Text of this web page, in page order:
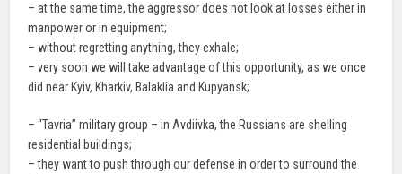
– at the same time, the aggressor does not look at losses either in
manpower or in equipment;
– without regretting anything, they exhale;
– very soon we will take advantage of this opportunity, as we once
did near Kyiv, Kharkiv, Balaklia and Kupyansk;
– “Tavria” military group – in Avdiivka, the Russians are shelling
residential buildings;
– they want to push through our defense in order to surround the